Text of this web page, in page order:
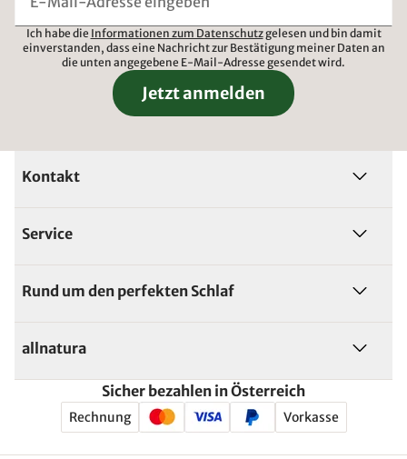
Ich habe die Informationen zum Datenschutzgelesen und bin damit
einverstanden, dass eine Nachricht zur Bestätigung meiner Daten an
die unten angegebene E-Mail-Adresse gesendet wird.
Jetzt anmelden
Kontakt
Service
Rund um den perfekten Schlaf
allnatura
Sicher bezahlen in Österreich
Rechnung Vorkasse